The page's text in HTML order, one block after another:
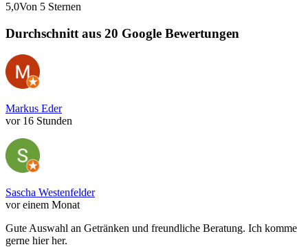
5,0Von 5 Sternen
Durchschnitt aus 20 Google Bewertungen
Markus Eder
vor 16 Stunden
Sascha Westenfelder
vor einem Monat
Gute Auswahl an Getränken und freundliche Beratung. Ich komme
gerne hier her.